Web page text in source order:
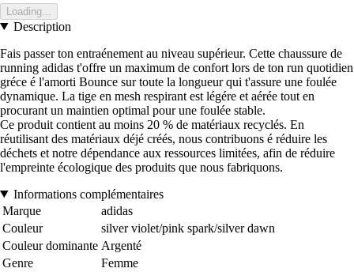
Loading...
Description
Fais passer ton entraénement au niveau supérieur. Cette chaussure de
running adidas t'offre un maximum de confort lors de ton run quotidien
gréce é l'amorti Bounce sur toute la longueur qui t'assure une foulée
dynamique. La tige en mesh respirant est légére et aérée tout en
procurant un maintien optimal pour une foulée stable.
Ce produit contient au moins 20 % de matériaux recyclés. En
réutilisant des matériaux déjé créés, nous contribuons é réduire les
déchets et notre dépendance aux ressources limitées, afin de réduire
l'empreinte écologique des produits que nous fabriquons.
Informations complémentaires
Marque
adidas
Couleur
silver violet/pink spark/silver dawn
Couleur dominante Argenté
Genre
Femme